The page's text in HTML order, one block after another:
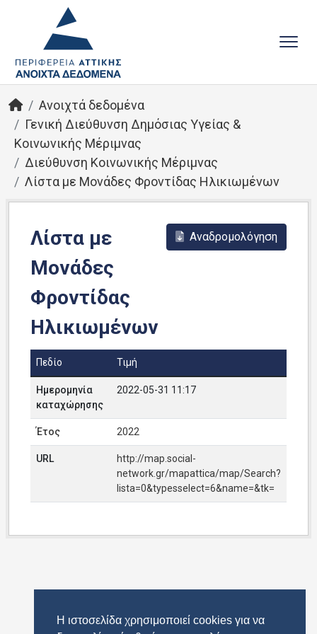
Η ιστοσελίδα χρησιμοποιεί cookies για να
Ανοιχτά δεδομένα
Γενική Διεύθυνση Δημόσιας Υγείας &
Κοινωνικής Μέριμνας
Διεύθυνση Κοινωνικής Μέριμνας
Λίστα με Μονάδες Φροντίδας Ηλικιωμένων
Λίστα με
Μονάδες
Φροντίδας
Ηλικιωμένων
Αναδρομολόγηση
Πεδίο Τιμή
Ημερομηνία
καταχώρησης
2022-05-31 11:17
Έτος 2022
URL
http://map.social-
network.gr/mapattica/map/Search?
lista=0&typesselect=6&name=&tk=